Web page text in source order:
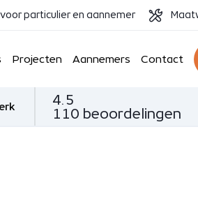
voor particulier en aannemer
Projecten Aannemers Contact
4.5
110 beoordelingen